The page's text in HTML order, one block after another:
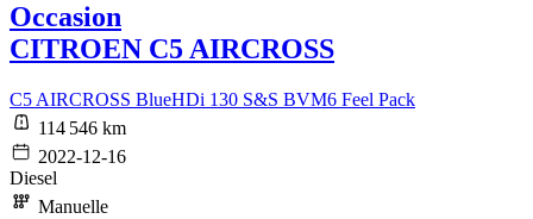
Occasion
CITROEN C5 AIRCROSS
C5 AIRCROSS BlueHDi 130 S&S BVM6 Feel Pack
114 546 km
2022-12-16
Diesel
Manuelle